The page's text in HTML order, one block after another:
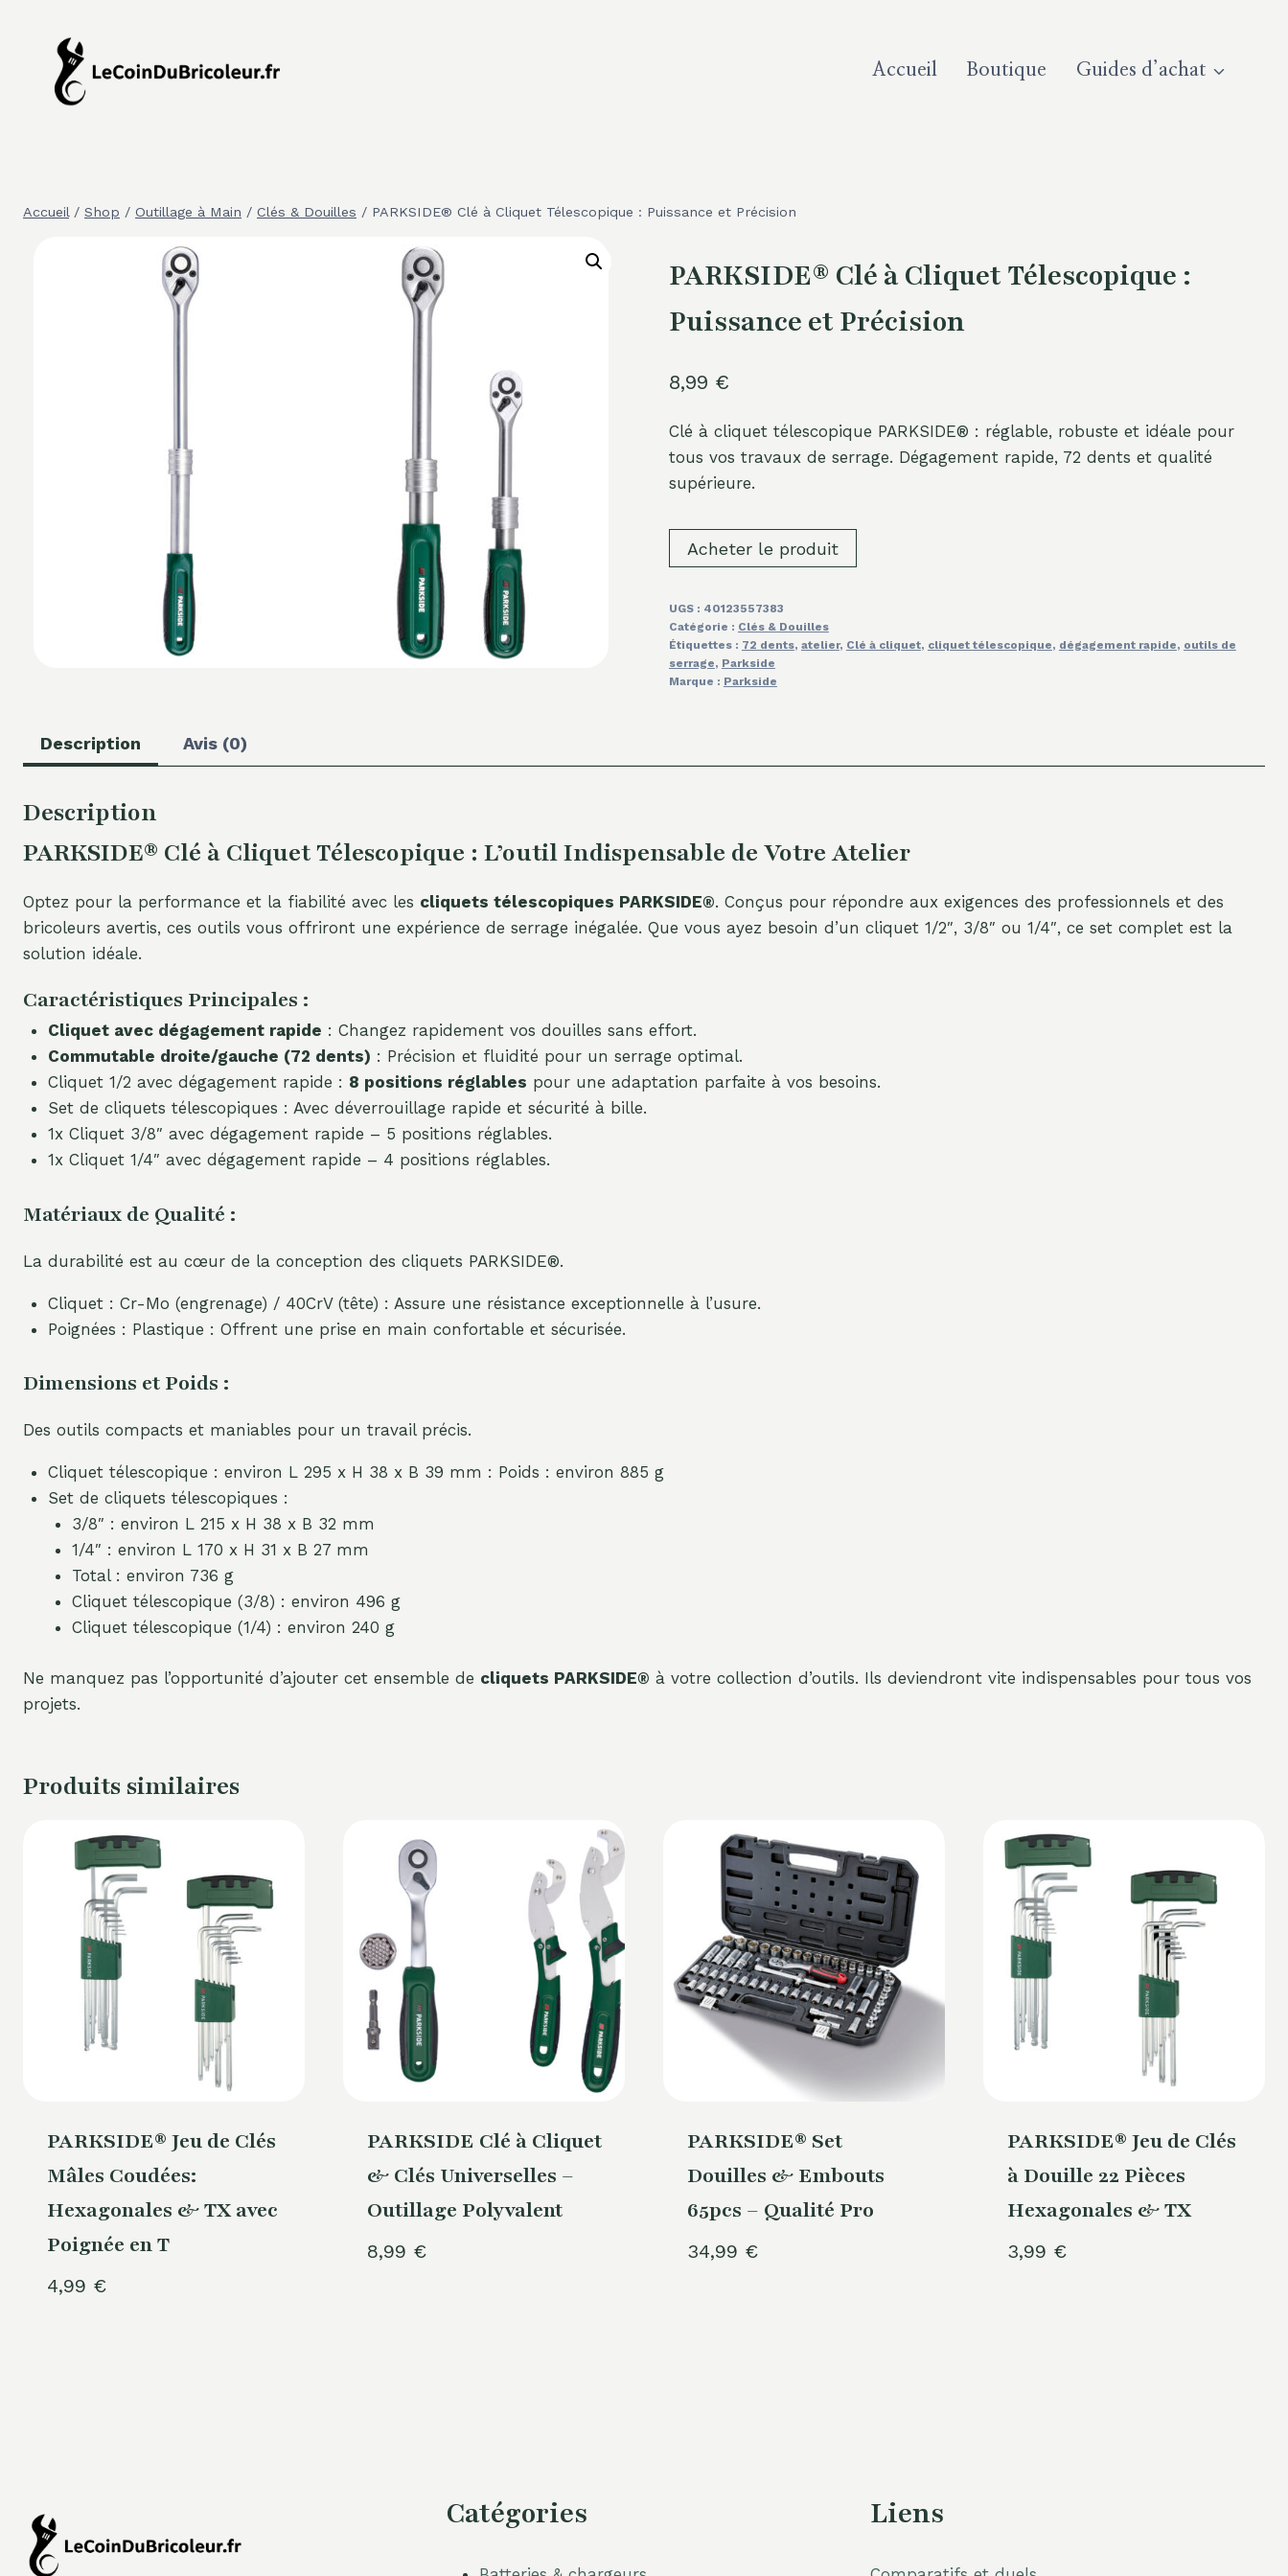
contenu
Accueil Boutique Guides d’achat
Accueil / Shop / Outillage à Main / Clés & Douilles / PARKSIDE® Clé à Cliquet Télescopique : Puissance et Précision
PARKSIDE® Clé à Cliquet Télescopique :
Puissance et Précision
8,99 €
Clé à cliquet télescopique PARKSIDE® : réglable, robuste et idéale pour
tous vos travaux de serrage. Dégagement rapide, 72 dents et qualité
supérieure.
Acheter le produit
UGS : 40123557383
Catégorie : Clés & Douilles
Étiquettes : 72 dents, atelier, Clé à cliquet, cliquet télescopique, dégagement rapide, outils de
serrage, Parkside
Marque : Parkside
Description Avis (0)
Description
PARKSIDE® Clé à Cliquet Télescopique : L’outil Indispensable de Votre Atelier
Optez pour la performance et la fiabilité avec les cliquets télescopiques PARKSIDE®. Conçus pour répondre aux exigences des professionnels et des
bricoleurs avertis, ces outils vous offriront une expérience de serrage inégalée. Que vous ayez besoin d’un cliquet 1/2″, 3/8″ ou 1/4″, ce set complet est la
solution idéale.
Caractéristiques Principales :
Cliquet avec dégagement rapide : Changez rapidement vos douilles sans effort.
Commutable droite/gauche (72 dents) : Précision et fluidité pour un serrage optimal.
Cliquet 1/2 avec dégagement rapide : 8 positions réglables pour une adaptation parfaite à vos besoins.
Set de cliquets télescopiques : Avec déverrouillage rapide et sécurité à bille.
1x Cliquet 3/8″ avec dégagement rapide – 5 positions réglables.
1x Cliquet 1/4″ avec dégagement rapide – 4 positions réglables.
Matériaux de Qualité :
La durabilité est au cœur de la conception des cliquets PARKSIDE®.
Cliquet : Cr-Mo (engrenage) / 40CrV (tête) : Assure une résistance exceptionnelle à l’usure.
Poignées : Plastique : Offrent une prise en main confortable et sécurisée.
Dimensions et Poids :
Des outils compacts et maniables pour un travail précis.
Cliquet télescopique : environ L 295 x H 38 x B 39 mm : Poids : environ 885 g
Set de cliquets télescopiques :
3/8″ : environ L 215 x H 38 x B 32 mm
1/4″ : environ L 170 x H 31 x B 27 mm
Total : environ 736 g
Cliquet télescopique (3/8) : environ 496 g
Cliquet télescopique (1/4) : environ 240 g
Ne manquez pas l’opportunité d’ajouter cet ensemble de cliquets PARKSIDE® à votre collection d’outils. Ils deviendront vite indispensables pour tous vos
projets.
Produits similaires
PARKSIDE® Jeu de Clés
Mâles Coudées:
Hexagonales & TX avec
Poignée en T
4,99 €
PARKSIDE Clé à Cliquet
& Clés Universelles –
Outillage Polyvalent
8,99 €
PARKSIDE® Set
Douilles & Embouts
65pcs – Qualité Pro
34,99 €
PARKSIDE® Jeu de Clés
à Douille 22 Pièces
Hexagonales & TX
3,99 €
Catégories Liens